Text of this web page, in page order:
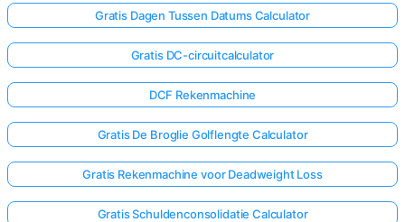
Gratis Dagen Tussen Datums Calculator
Gratis DC-circuitcalculator
DCF Rekenmachine
Gratis De Broglie Golflengte Calculator
Gratis Rekenmachine voor Deadweight Loss
Gratis Schuldenconsolidatie Calculator